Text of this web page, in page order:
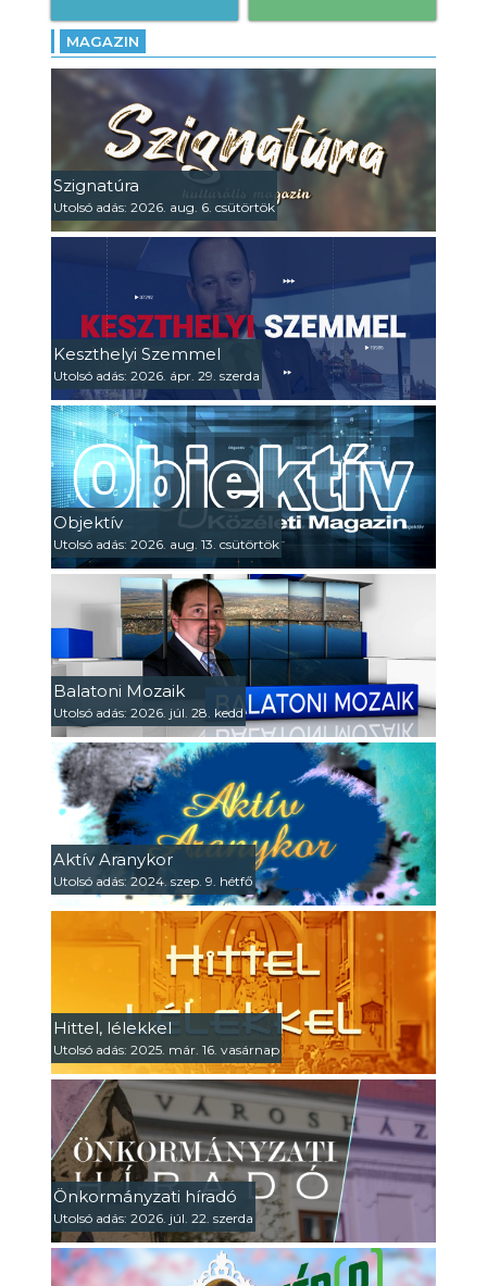
MAGAZIN
Szignatúra
Utolsó adás: 2026. aug. 6. csütörtök
Keszthelyi Szemmel
Utolsó adás: 2026. ápr. 29. szerda
Objektív
Utolsó adás: 2026. aug. 13. csütörtök
Balatoni Mozaik
Utolsó adás: 2026. júl. 28. kedd
Aktív Aranykor
Utolsó adás: 2024. szep. 9. hétfő
Hittel, lélekkel
Utolsó adás: 2025. már. 16. vasárnap
Önkormányzati híradó
Utolsó adás: 2026. júl. 22. szerda